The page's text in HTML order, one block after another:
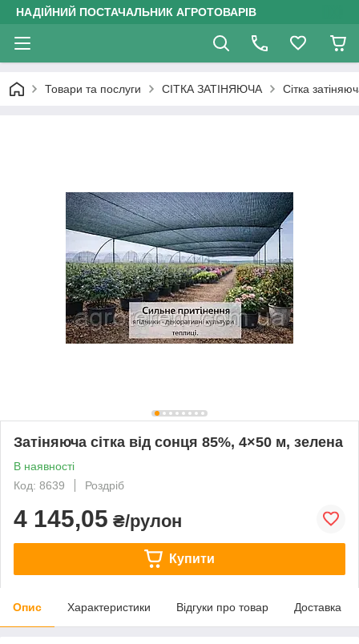
НАДІЙНИЙ ПОСТАЧАЛЬНИК АГРОТОВАРІВ
Товари та послуги СІТКА ЗАТІНЯЮЧА Сітка
Затіняюча сітка від сонця 85%, 4×50 м, зелена
В наявності
Код: 8639
Роздріб
4 145,05 ₴/рулон
Купити
Опис Характеристики Відгуки про товар Доставка